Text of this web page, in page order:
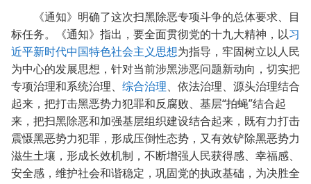
《通知》明确了这次扫黑除恶专项斗争的总体要求、目
标任务。《通知》指出，要全面贯彻党的十九大精神，以习
近平新时代中国特色社会主义思想为指导，牢固树立以人民
为中心的发展思想，针对当前涉黑涉恶问题新动向，切实把
专项治理和系统治理、 综合治理 、依法治理、源头治理结合
起来，把打击黑恶势力犯罪和反腐败、基层“拍蝇”结合起
来，把扫黑除恶和加强基层组织建设结合起来，既有力打击
震慑黑恶势力犯罪，形成压倒性态势，又有效铲除黑恶势力
滋生土壤，形成长效机制，不断增强人民获得感、幸福感、
安全感，维护社会和谐稳定，巩固党的执政基础，为决胜全